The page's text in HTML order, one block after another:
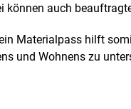
können auch
Materialpass hilft
und Wohnens zu